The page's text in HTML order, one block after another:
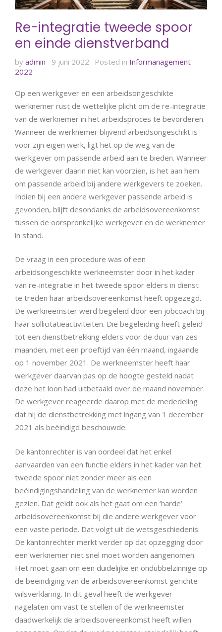
Re-integratie tweede spoor
en einde dienstverband
by admin 9 juni 2022 Posted in Informanagement
2022
Op een werkgever en een arbeidsongeschikte
werknemer rust de wettelijke plicht om de re-integratie
van de werknemer in het arbeidsproces te bevorderen.
Wanneer de werknemer blijvend arbeidsongeschikt is
voor zijn eigen werk, ligt het op de weg van de
werkgever om passende arbeid aan te bieden. Wanneer
de werkgever daarin niet kan voorzien, is het aan hem
om passende arbeid bij andere werkgevers te zoeken.
Indien bij een andere werkgever passende arbeid is
gevonden, blijft desondanks de arbeidsovereenkomst
tussen de oorspronkelijke werkgever en de werknemer
in stand.
De vraag in een procedure was of een
arbeidsongeschikte werkneemster door in het kader
van re-integratie in het tweede spoor elders in dienst
te treden haar arbeidsovereenkomst heeft opgezegd.
De werkneemster werd begeleid door een jobcoach bij
haar sollicitatieactiviteiten. Die begeleiding heeft geleid
tot een dienstbetrekking elders voor de duur van zes
maanden, met een proeftijd van één maand, ingaande
op 1 november 2021. De werkneemster heeft haar
werkgever daarvan pas op de hoogte gesteld nadat
deze het loon had uitbetaald over de maand november.
De werkgever reageerde daarop met de mededeling
dat hij de dienstbetrekking met ingang van 1 december
2021 als beëindigd beschouwde.
De kantonrechter is van oordeel dat het enkel
aanvaarden van een functie elders in het kader van het
tweede spoor niet zonder meer als een
beëindigingshandeling van de werknemer kan worden
gezien. Dat geldt ook als het gaat om een ‘harde’
arbeidsovereenkomst bij die andere werkgever voor
een vaste periode. Dat volgt uit de wetsgeschiedenis.
De kantonrechter merkt verder op dat opzegging door
een werknemer niet snel moet worden aangenomen.
Het moet gaan om een duidelijke en ondubbelzinnige op
de beëindiging van de arbeidsovereenkomst gerichte
wilsverklaring. In dit geval heeft de werkgever
nagelaten om vast te stellen of de werkneemster
daadwerkelijk de arbeidsovereenkomst heeft willen